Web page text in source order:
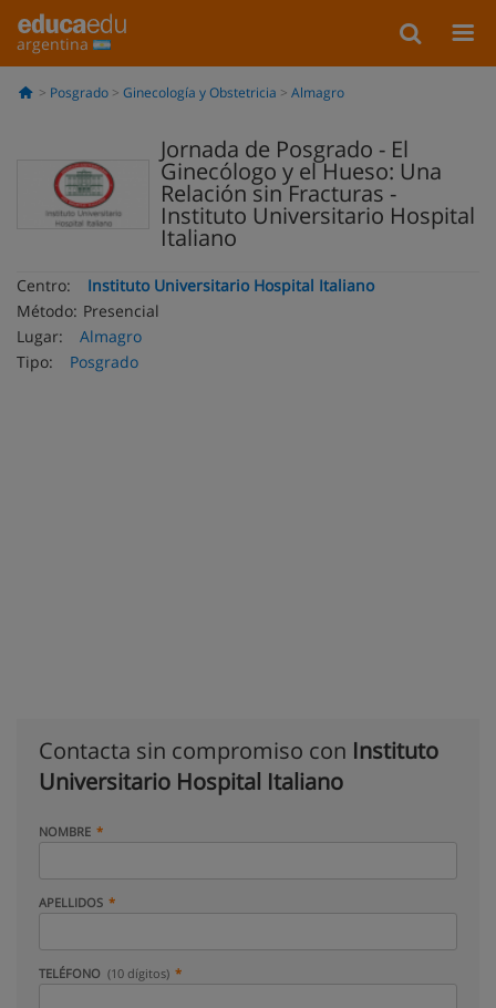
argentina
Posgrado Ginecología y Obstetricia Almagro
Jornada de Posgrado - El
Ginecólogo y el Hueso: Una
Relación sin Fracturas -
Instituto Universitario Hospital
Italiano
Centro:
Instituto Universitario Hospital Italiano
Método: Presencial
Lugar:
Almagro
Tipo:
Posgrado
Contacta sin compromiso con Instituto
Universitario Hospital Italiano
NOMBRE
APELLIDOS
TELÉFONO (10 dígitos)